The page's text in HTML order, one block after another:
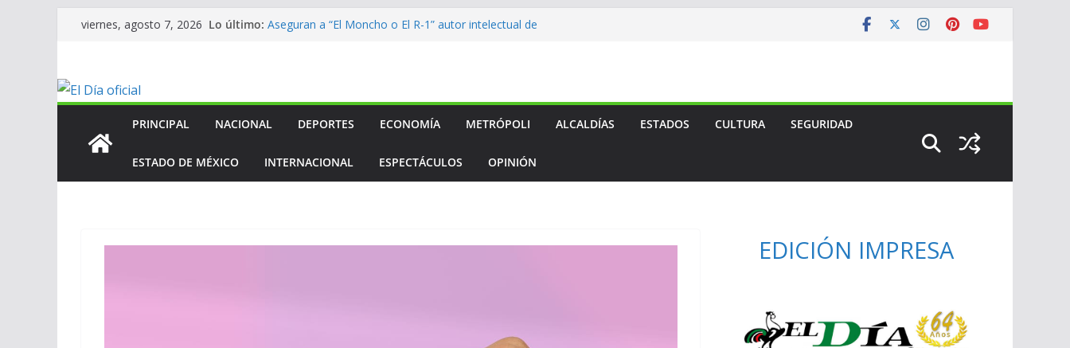
Saltarviernes, agosto 7, 2026 Lo último: Aseguran a “El Moncho o El R-1” autor intelectual de
ANV contribuye al medallero mexicano en los
Centroamericanos
PRINCIPAL NACIONAL DEPORTES ECONOMÍA METRÓPOLI ALCALDÍAS ESTADOS CULTURA SEGURIDAD
ESTADO DE MÉXICO INTERNACIONAL ESPECTÁCULOS OPINIÓN
EDICIÓN IMPRESA